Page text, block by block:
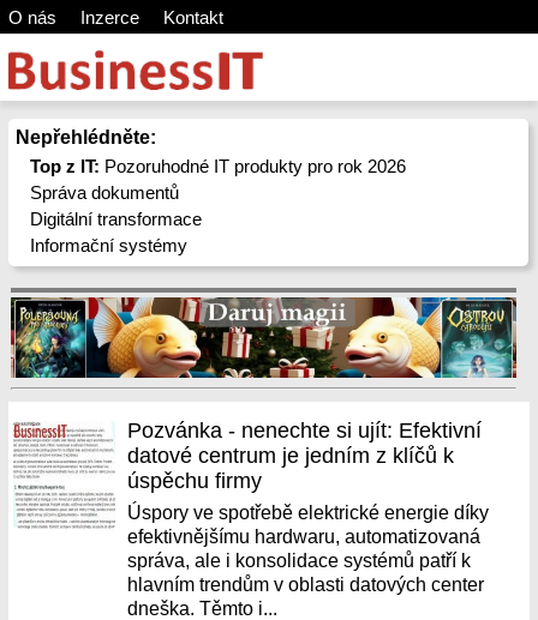
O nás Inzerce Kontakt
Nepřehlédněte:
Top z IT: Pozoruhodné IT produkty pro rok 2026
Správa dokumentů
Digitální transformace
Informační systémy
Pozvánka - nenechte si ujít: Efektivní
datové centrum je jedním z klíčů k
úspěchu firmy
Úspory ve spotřebě elektrické energie díky
efektivnějšímu hardwaru, automatizovaná
správa, ale i konsolidace systémů patří k
hlavním trendům v oblasti datových center
dneška. Těmto i...